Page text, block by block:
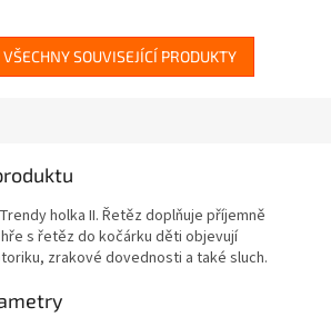
SOUVISEJÍCÍ PRODUKTY
holka II. Řetěz doplňuje příjemně
s řetěz do kočárku děti objevují
zrakové dovednosti a také sluch.